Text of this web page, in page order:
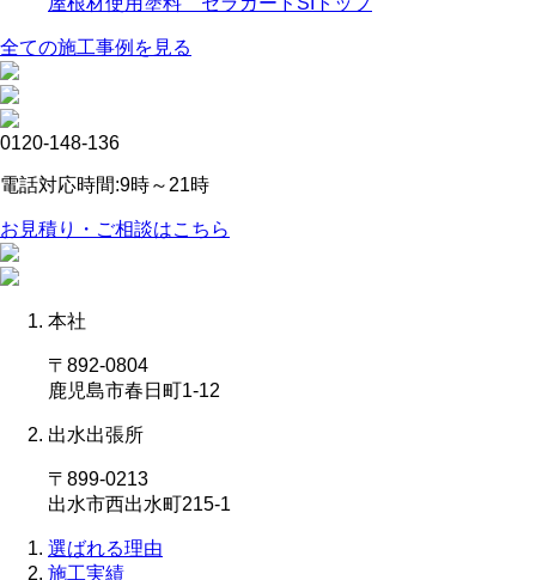
全ての施工事例を見る
0120-148-136
電話対応時間:9時～21時
お見積り・ご相談はこちら
本社
〒892-0804
鹿児島市春日町1-12
出水出張所
〒899-0213
出水市西出水町215-1
選ばれる理由
施工実績